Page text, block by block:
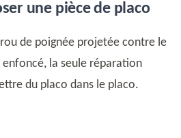
une pièce de placo
de poignée projetée contre le
la seule réparation
du placo dans le placo.